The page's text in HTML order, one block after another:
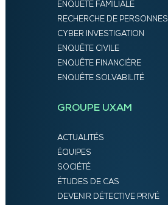
ENQUÊTE FAMILIALE
RECHERCHE DE PERSONNES
CYBER INVESTIGATION
ENQUÊTE CIVILE
ENQUÊTE FINANCIÈRE
ENQUÊTE SOLVABILITÉ
GROUPE UXAM
ACTUALITÉS
ÉQUIPES
SOCIÉTÉ
ÉTUDES DE CAS
DEVENIR DÉTECTIVE PRIVÉ